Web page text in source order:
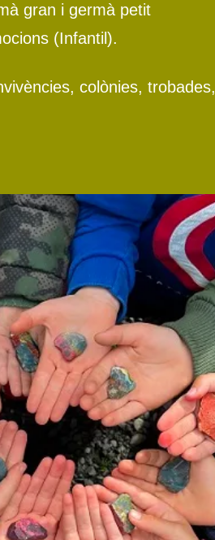
gran i germà petit
(Infantil).
colònies, trobades,